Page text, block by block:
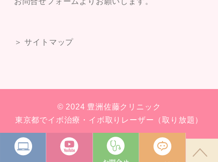
＞ サイトマップ
© 2024 豊洲佐藤クリニック
東京都でイボ治療・イボ取りレーザー（取り放題）